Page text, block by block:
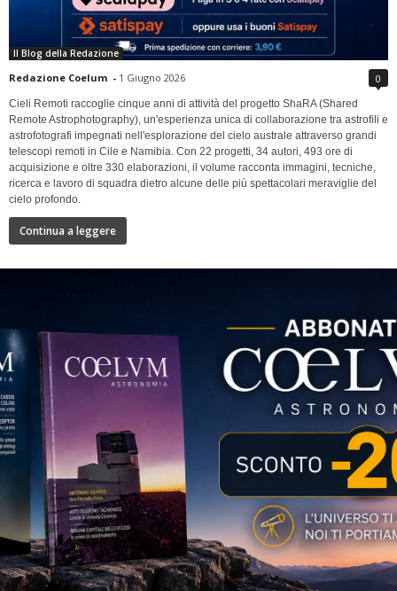
Il Blog della Redazione
Redazione Coelum - 1 Giugno 2026 0
Cieli Remoti raccoglie cinque anni di attività del progetto ShaRA (Shared
Remote Astrophotography), un'esperienza unica di collaborazione tra astrofili e
astrofotografi impegnati nell'esplorazione del cielo australe attraverso grandi
telescopi remoti in Cile e Namibia. Con 22 progetti, 34 autori, 493 ore di
acquisizione e oltre 330 elaborazioni, il volume racconta immagini, tecniche,
ricerca e lavoro di squadra dietro alcune delle più spettacolari meraviglie del
cielo profondo.
Continua a leggere